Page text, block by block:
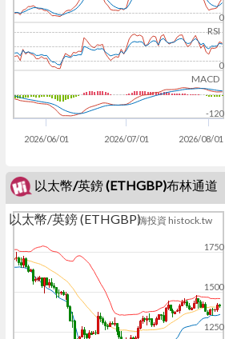
RSI
MACD
2026/06/01 2026/07/01 2026/08/01
0
0
-120
以太幣/英鎊 (ETHGBP)布林通道
以太幣/英鎊 (ETHGBP)嗨投資 histock.tw
1250
1500
1750